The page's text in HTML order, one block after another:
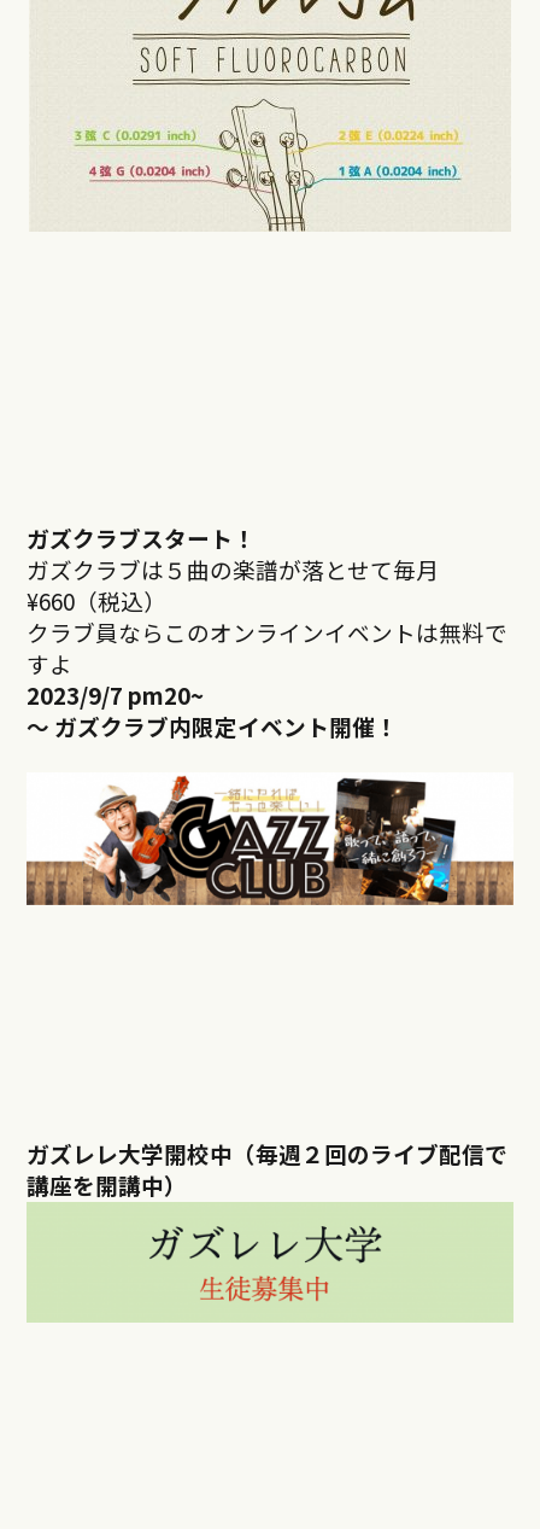
ガズクラブスタート！
ガズクラブは５曲の楽譜が落とせて毎月
¥660（税込）
クラブ員ならこのオンラインイベントは無料で
すよ
2023/9/7 pm20~
～ ガズクラブ内限定イベント開催！
ガズレレ大学開校中（毎週２回のライブ配信で
講座を開講中）